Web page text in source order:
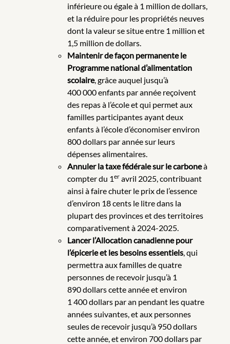
inférieure ou égale à 1 million de dollars,
et la réduire pour les propriétés neuves
dont la valeur se situe entre 1 million et
1,5 million de dollars.
Maintenir de façon permanente le
Programme national d’alimentation
scolaire, grâce auquel jusqu’à
400 000 enfants par année reçoivent
des repas à l’école et qui permet aux
familles participantes ayant deux
enfants à l’école d’économiser environ
800 dollars par année sur leurs
dépenses alimentaires.
Annuler la taxe fédérale sur le carboneà
compter du 1eravril 2025, contribuant
ainsi à faire chuter le prix de l’essence
d’environ 18 cents le litre dans la
plupart des provinces et des territoires
comparativement à 2024-2025.
Lancer l’Allocation canadienne pour
l’épicerie et les besoins essentiels, qui
permettra aux familles de quatre
personnes de recevoir jusqu’à 1
890 dollars cette année et environ
1 400 dollars par an pendant les quatre
années suivantes, et aux personnes
seules de recevoir jusqu’à 950 dollars
cette année, et environ 700 dollars par